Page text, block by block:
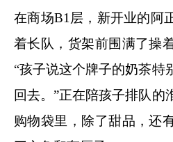
在商场B1层，新开业的阿
着长队，货架前围满了操
“孩子说这个牌子的奶茶特
回去。”正在陪孩子排队的
购物袋里，除了甜品，还